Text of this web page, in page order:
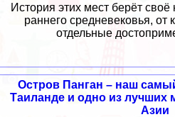
История этих мест берёт
раннего средневековья, от
отдельные
Остров Панган – наш
Таиланде и одно из лучших
Азии